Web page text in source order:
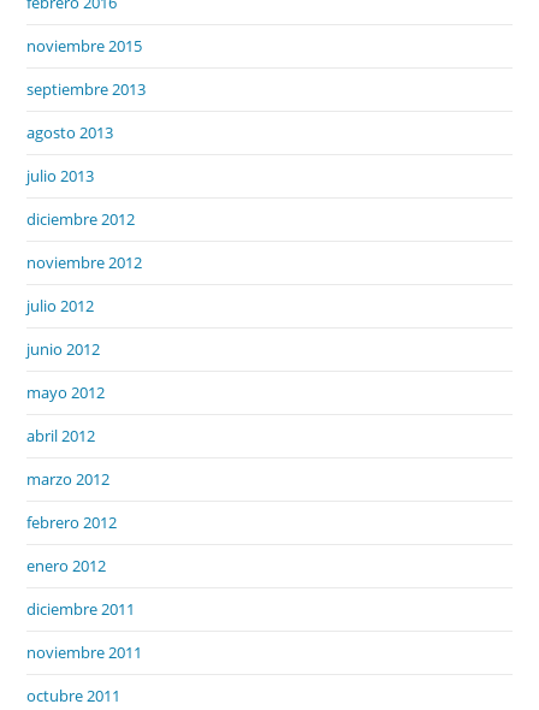
noviembre 2015
septiembre 2013
agosto 2013
julio 2013
diciembre 2012
noviembre 2012
julio 2012
junio 2012
mayo 2012
abril 2012
marzo 2012
febrero 2012
enero 2012
diciembre 2011
noviembre 2011
octubre 2011